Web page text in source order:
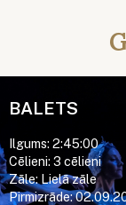
BALETS
Ilgums: 2:45:00
Cēlieni: 3 cēlieni
Zāle: Lielā zāle
Pirmizrāde: